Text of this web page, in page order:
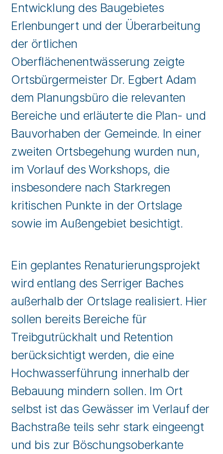
Entwicklung des Baugebietes
Erlenbungert und der Überarbeitung
der örtlichen
Oberflächenentwässerung zeigte
Ortsbürgermeister Dr. Egbert Adam
dem Planungsbüro die relevanten
Bereiche und erläuterte die Plan- und
Bauvorhaben der Gemeinde. In einer
zweiten Ortsbegehung wurden nun,
im Vorlauf des Workshops, die
insbesondere nach Starkregen
kritischen Punkte in der Ortslage
sowie im Außengebiet besichtigt.
Ein geplantes Renaturierungsprojekt
wird entlang des Serriger Baches
außerhalb der Ortslage realisiert. Hier
sollen bereits Bereiche für
Treibgutrückhalt und Retention
berücksichtigt werden, die eine
Hochwasserführung innerhalb der
Bebauung mindern sollen. Im Ort
selbst ist das Gewässer im Verlauf der
Bachstraße teils sehr stark eingeengt
und bis zur Böschungsoberkante